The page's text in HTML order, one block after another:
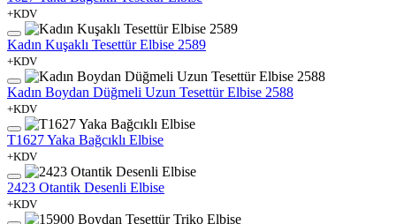
+KDV
Kadın Kuşaklı Tesettür Elbise 2589
+KDV
Kadın Boydan Düğmeli Uzun Tesettür Elbise 2588
+KDV
T1627 Yaka Bağcıklı Elbise
+KDV
2423 Otantik Desenli Elbise
+KDV